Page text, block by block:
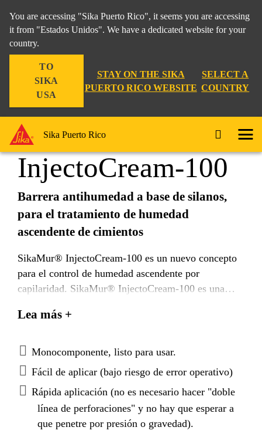
You are accessing "Sika Puerto Rico", it seems you are accessing
it from "Estados Unidos". We have a dedicated website for your
country.
TO
SIKA
USA
STAY ON THE SIKA
PUERTO RICO WEBSITE
SELECT A
COUNTRY
Sika Puerto Rico
SikaMur®
InjectoCream-100
Barrera antihumedad a base de silanos,
para el tratamiento de humedad
ascendente de cimientos
SikaMur® InjectoCream-100 es un nuevo concepto
para el control de humedad ascendente por
capilaridad. SikaMur® InjectoCream-100 es una
serie de perforaciones horizontales realizadas en la
aplicación (no es necesaria una bomba de inyección).
Aplicado en la mezcla de asiento de los ladrillos,
SikaMur® InjectoCream-100 se dispersará en la
misma y creará una barrera repelente al agua (DPC-
Damp Proof Course) bloqueando la humedad
ascendente en el futuro.
Lea más +
Monocomponente, listo para usar.
Fácil de aplicar (bajo riesgo de error operativo)
Rápida aplicación (no es necesario hacer "doble
línea de perforaciones" y no hay que esperar a
que penetre por presión o gravedad).